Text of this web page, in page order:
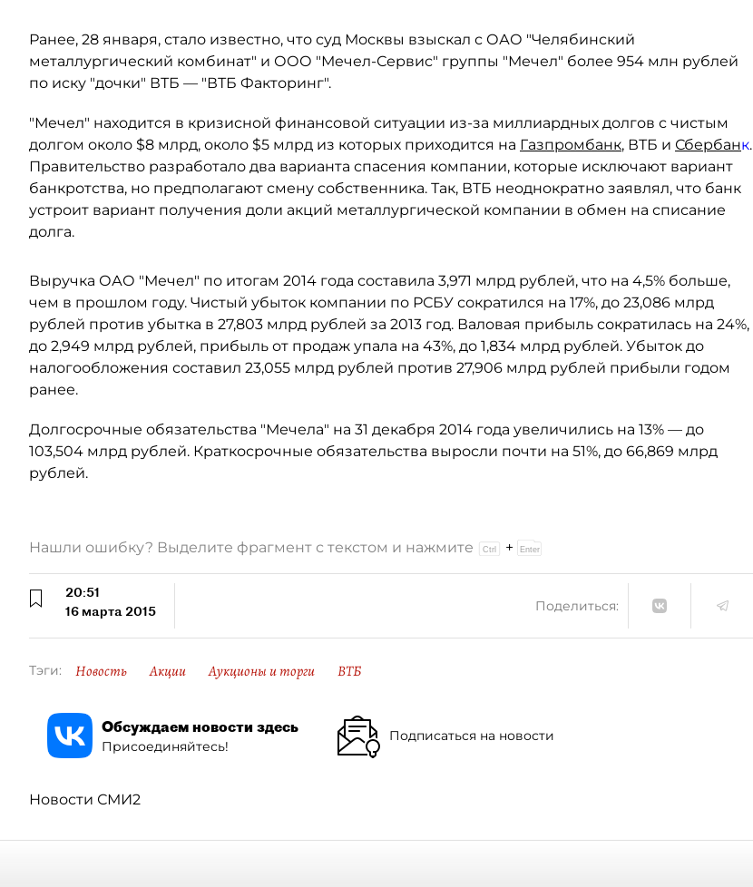
Ранее, 28 января, стало известно, что суд Москвы взыскал с ОАО "Челябинский
металлургический комбинат" и ООО "Мечел-Сервис" группы "Мечел" более 954 млн рублей
по иску "дочки" ВТБ — "ВТБ Факторинг".
"Мечел" находится в кризисной финансовой ситуации из-за миллиардных долгов с чистым
долгом около $8 млрд, около $5 млрд из которых приходится на Газпромбанк, ВТБ и Сбербанк.
Правительство разработало два варианта спасения компании, которые исключают вариант
банкротства, но предполагают смену собственника. Так, ВТБ неоднократно заявлял, что банк
устроит вариант получения доли акций металлургической компании в обмен на списание
долга.
Выручка ОАО "Мечел" по итогам 2014 года составила 3,971 млрд рублей, что на 4,5% больше,
чем в прошлом году. Чистый убыток компании по РСБУ сократился на 17%, до 23,086 млрд
рублей против убытка в 27,803 млрд рублей за 2013 год. Валовая прибыль сократилась на 24%,
до 2,949 млрд рублей, прибыль от продаж упала на 43%, до 1,834 млрд рублей. Убыток до
налогообложения составил 23,055 млрд рублей против 27,906 млрд рублей прибыли годом
ранее.
Долгосрочные обязательства "Мечела" на 31 декабря 2014 года увеличились на 13% — до
103,504 млрд рублей. Краткосрочные обязательства выросли почти на 51%, до 66,869 млрд
рублей.
Нашли ошибку? Выделите фрагмент с текстом и нажмите +
20:51
16 марта 2015
Поделиться:
Тэги: Новость Акции Аукционы и торги ВТБ
Обсуждаем новости здесь
Присоединяйтесь!
Подписаться на новости
Новости СМИ2